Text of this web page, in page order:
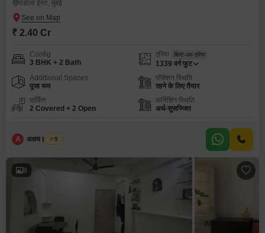
वडाला ईस्ट, मुंबई
₹ 2.40 Cr
Config
3 BHK + 2 Bath
एरिया बिल्ट-अप एरिया
1339 वर्ग फुट
Additional Spaces
पूजा रूम
पॉसेशन स्थिति
रहने के लिए तैयार
पार्किंग
2 Covered + 2 Open
फर्निशिंग स्थिति
अर्ध-सुसज्जित
A अक्षय ह पाटील
5
8